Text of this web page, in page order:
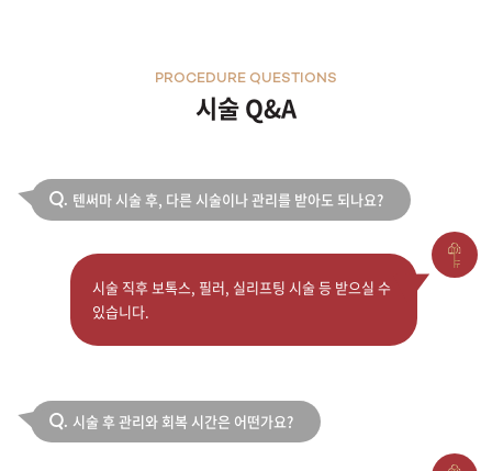
시술 Q&A
PROCEDURE QUESTIONS
Q. 텐써마 시술 후, 다른 시술이나 관리를 받아도 되나요?
시술 직후 보톡스, 필러, 실리프팅 시술 등 받으실 수
있습니다.
Q. 시술 후 관리와 회복 시간은 어떤가요?